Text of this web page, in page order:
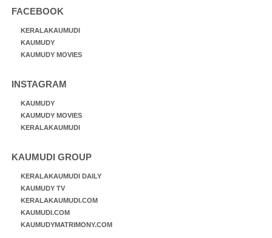
FACEBOOK
KERALAKAUMUDI
KAUMUDY
KAUMUDY MOVIES
INSTAGRAM
KAUMUDY
KAUMUDY MOVIES
KERALAKAUMUDI
KAUMUDI GROUP
KERALAKAUMUDI DAILY
KAUMUDY TV
KERALAKAUMUDI.COM
KAUMUDI.COM
KAUMUDYMATRIMONY.COM